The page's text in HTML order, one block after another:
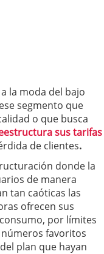
la moda del bajo
segmento que
o que busca
sus tarifas
de clientes.
donde la
de manera
tan caóticas las
ofrecen sus
por límites
favoritos
plan que hayan